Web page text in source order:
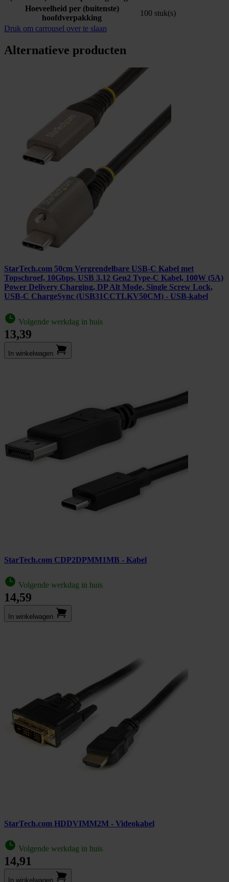
Hoeveelheid per (buitenste)
hoofdverpakking
100 stuk(s)
Druk om carrousel over te slaan
Alternatieve producten
StarTech.com 50cm Vergrendelbare USB-C Kabel met
Topschroef, 10Gbps, USB 3.12 Gen2 Type-C Kabel, 100W (5A)
Power Delivery Charging, DP Alt Mode, Single Screw Lock,
USB-C ChargeSync (USB31CCTLKV50CM) - USB-kabel
Volgende werkdag in huis
13,39
In winkel­wagen
StarTech.com CDP2DPMM1MB - Kabel
Volgende werkdag in huis
14,59
In winkel­wagen
StarTech.com HDDVIMM2M - Videokabel
Volgende werkdag in huis
14,91
In winkel­wagen